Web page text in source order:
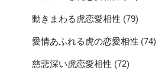
動きまわる虎恋愛相性 (79)
愛情あふれる虎の恋愛相性 (74)
慈悲深い虎恋愛相性 (72)